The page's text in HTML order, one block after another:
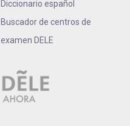
Diccionario español
Buscador de centros de
examen DELE